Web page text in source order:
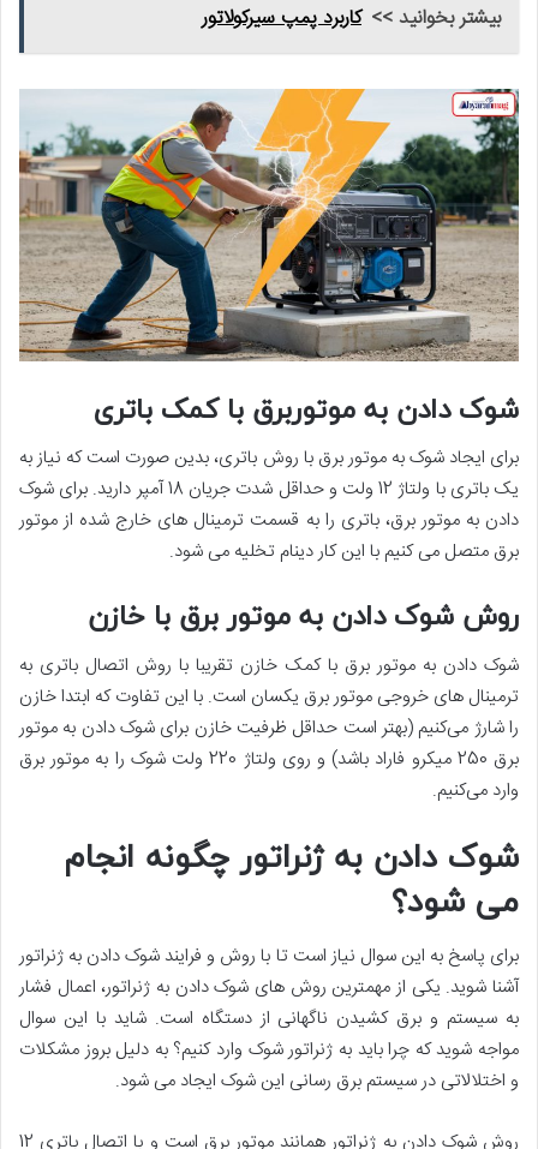
بیشتر بخوانید >> کاربرد پمپ سیرکولاتور
شوک دادن به موتوربرق با کمک باتری
برای ایجاد شوک به موتور برق با روش باتری، بدین صورت است که نیاز به
یک باتری با ولتاژ 12 ولت و حداقل شدت جریان 18 آمپر دارید. برای شوک
دادن به موتور برق، باتری را به قسمت ترمینال های خارج شده از موتور
برق متصل می کنیم با این کار دینام تخلیه می شود.
روش شوک دادن به موتور برق با خازن
شوک دادن به موتور برق با کمک خازن تقریبا با روش اتصال باتری به
ترمینال های خروجی موتور برق یکسان است. با این تفاوت که ابتدا خازن
را شارژ می‌کنیم (بهتر است حداقل ظرفیت خازن برای شوک دادن به موتور
برق 250 میکرو فاراد باشد) و روی ولتاژ 220 ولت شوک را به موتور برق
وارد می‌کنیم.
شوک دادن به ژنراتور چگونه انجام
می شود؟
برای پاسخ به این سوال نیاز است تا با روش و فرایند شوک دادن به ژنراتور
آشنا شوید. یکی از مهمترین روش های شوک دادن به ژنراتور، اعمال فشار
به سیستم و برق کشیدن ناگهانی از دستگاه است. شاید با این سوال
مواجه شوید که چرا باید به ژنراتور شوک وارد کنیم؟ به دلیل بروز مشکلات
و اختلالاتی در سیستم برق رسانی این شوک ایجاد می شود.
روش شوک دادن به ژنراتور همانند موتور برق است و با اتصال باتری 12